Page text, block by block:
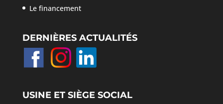
Le financement
DERNIÈRES ACTUALITÉS
USINE ET SIÈGE SOCIAL